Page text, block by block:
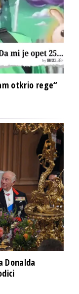
otkrio rege“
Donalda